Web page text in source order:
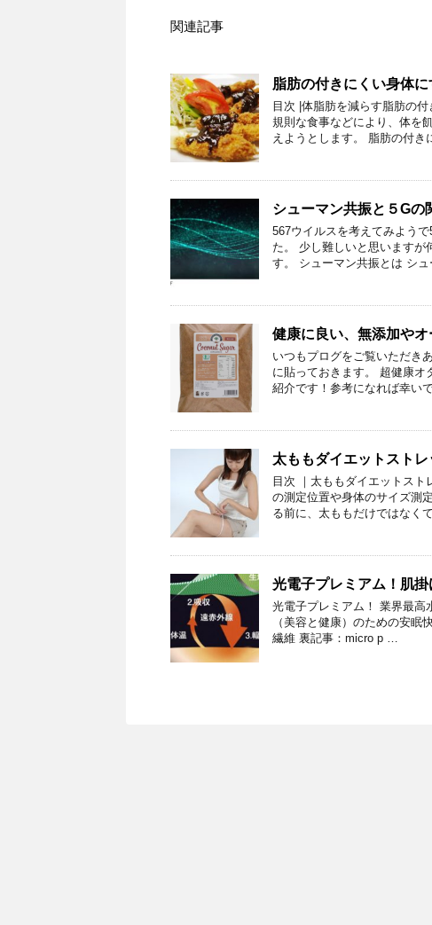
関連記事
脂肪の付きにくい身体に
目次 |体脂肪を減らす脂肪の
規則な食事などにより、体を
えようとします。 脂肪の付
シューマン共振と５Gの
567ウイルスを考えてみよう
た。 少し難しいと思いますが
す。 シューマン共振とは シ
健康に良い、無添加や
いつもプログをご覧いただき
に貼っておきます。 超健康オ
紹介です！参考になれば幸い
太ももダイエットスト
目次 ｜太ももダイエットスト
の測定位置や身体のサイズ測
る前に、太ももだけではなく
光電子プレミアム！肌掛
光電子プレミアム！ 業界最高
（美容と健康）のための安
繊維 裏記事：micro p …